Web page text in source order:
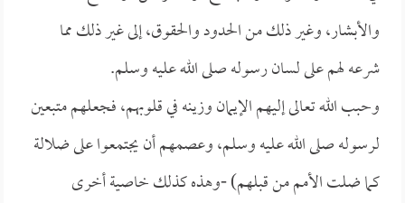
والأبشار، وغير ذلك من الحدود والحقوق، إلى غير ذلك مما
شرعه لهم على لسان رسوله صلى الله عليه وسلم.
وحبب الله تعالى إليهم الإيمان وزينه في قلوبهم، فجعلهم متبعين
لرسوله صلى الله عليه وسلم، وعصمهم أن يجتمعوا على ضلالة
كما ضلت الأمم من قبلهم) -وهذه كذلك خاصية أخرى